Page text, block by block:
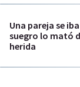
Una pareja se
suegro lo mató
herida